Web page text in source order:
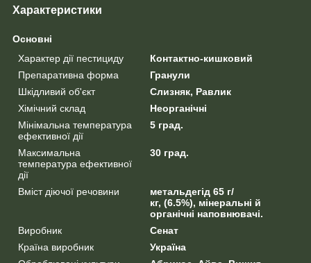
Характеристики
Основні
Характер дії пестициду
Контактно-кишковий
Препаративна форма
Гранули
Шкідливий об'єкт
Слизняк, Равлик
Хімічний склад
Неорганічні
Мінімальна температура
ефективної дії
5 град.
Максимальна
температура ефективної
дії
30 град.
Вміст діючої речовини
метальдегід 65 г/
кг, (6.5%), мінеральні й
органічні наповнювачі.
Виробник
Сенат
Країна виробник
Україна